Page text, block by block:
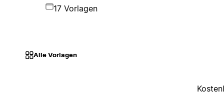
17 Vorlagen
Alle Vorlagen